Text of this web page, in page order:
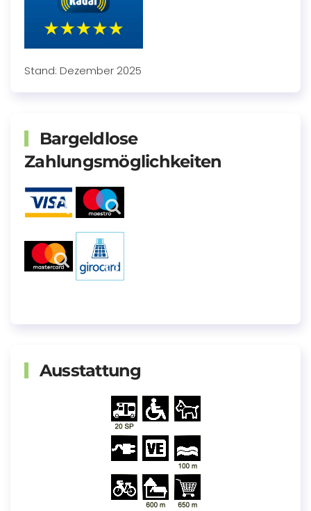
Stand: Dezember 2025
Bargeldlose
Zahlungsmöglichkeiten
Ausstattung